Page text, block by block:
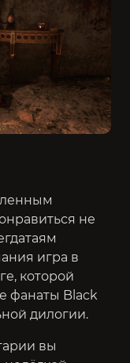
не
игра в
которой
фанаты Black
дилогии.
вы